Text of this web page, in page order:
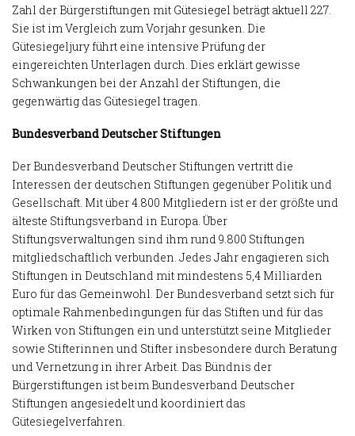
Zahl der Bürgerstiftungen mit Gütesiegel beträgt aktuell 227.
Sie ist im Vergleich zum Vorjahr gesunken. Die
Gütesiegeljury führt eine intensive Prüfung der
eingereichten Unterlagen durch. Dies erklärt gewisse
Schwankungen bei der Anzahl der Stiftungen, die
gegenwärtig das Gütesiegel tragen.
Bundesverband Deutscher Stiftungen
Der Bundesverband Deutscher Stiftungen vertritt die
Interessen der deutschen Stiftungen gegenüber Politik und
Gesellschaft. Mit über 4.800 Mitgliedern ist er der größte und
älteste Stiftungsverband in Europa. Über
Stiftungsverwaltungen sind ihm rund 9.800 Stiftungen
mitgliedschaftlich verbunden. Jedes Jahr engagieren sich
Stiftungen in Deutschland mit mindestens 5,4 Milliarden
Euro für das Gemeinwohl. Der Bundesverband setzt sich für
optimale Rahmenbedingungen für das Stiften und für das
Wirken von Stiftungen ein und unterstützt seine Mitglieder
sowie Stifterinnen und Stifter insbesondere durch Beratung
und Vernetzung in ihrer Arbeit. Das Bündnis der
Bürgerstiftungen ist beim Bundesverband Deutscher
Stiftungen angesiedelt und koordiniert das
Gütesiegelverfahren.